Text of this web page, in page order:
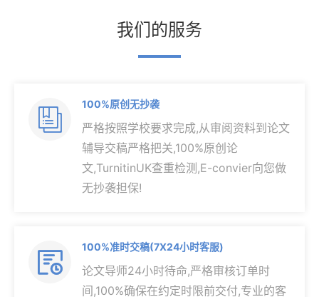
我们的服务

100%原创无抄袭
严格按照学校要求完成,从审阅资料到论文
辅导交稿严格把关,100%原创论
文,TurnitinUK查重检测,E-convier向您做
无抄袭担保!

100%准时交稿(7X24小时客服)
论文导师24小时待命,严格审核订单时
间,100%确保在约定时限前交付,专业的客